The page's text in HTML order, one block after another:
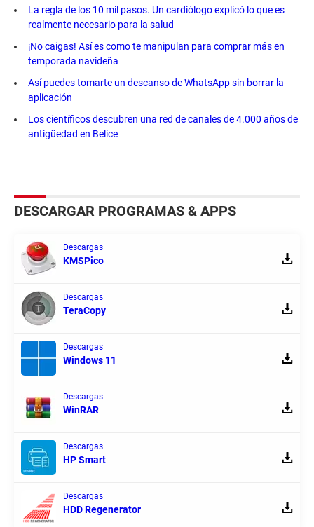
La regla de los 10 mil pasos. Un cardiólogo explicó lo que es
realmente necesario para la salud
¡No caigas! Así es como te manipulan para comprar más en
temporada navideña
Así puedes tomarte un descanso de WhatsApp sin borrar la
aplicación
Los científicos descubren una red de canales de 4.000 años de
antigüedad en Belice
DESCARGAR PROGRAMAS & APPS
Descargas
KMSPico
Descargas
TeraCopy
Descargas
Windows 11
Descargas
WinRAR
Descargas
HP Smart
Descargas
HDD Regenerator